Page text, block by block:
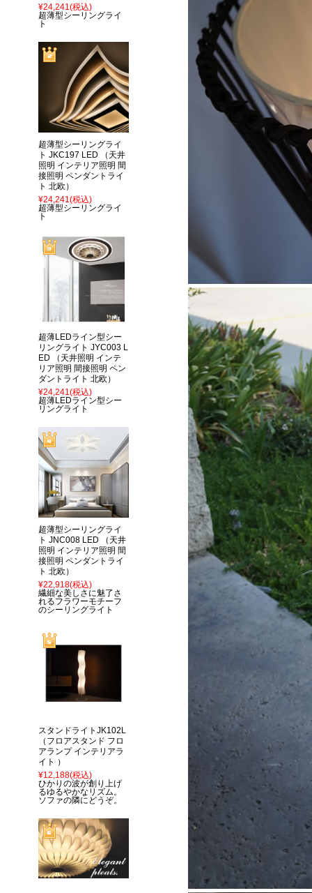
¥24,241(税込)
超薄型シーリングライ
ト
超薄型シーリングライ
ト JKC197 LED （天井
照明 インテリア照明 間
接照明 ペンダントライ
ト 北欧）
¥24,241(税込)
超薄型シーリングライ
ト
超薄LEDライン型シー
リングライト JYC003 L
ED （天井照明 インテ
リア照明 間接照明 ペン
ダントライト 北欧）
¥24,241(税込)
超薄LEDライン型シー
リングライト
超薄型シーリングライ
ト JNC008 LED （天井
照明 インテリア照明 間
接照明 ペンダントライ
ト 北欧）
¥22,918(税込)
繊細な美しさに魅了さ
れるフラワーモチーフ
のシーリングライト
スタンドライトJK102L
（フロアスタンド フロ
アランプ インテリアラ
イト ）
¥12,188(税込)
ひかりの波が創り上げ
るゆるやかなリズム。
ソファの隣にどうぞ。